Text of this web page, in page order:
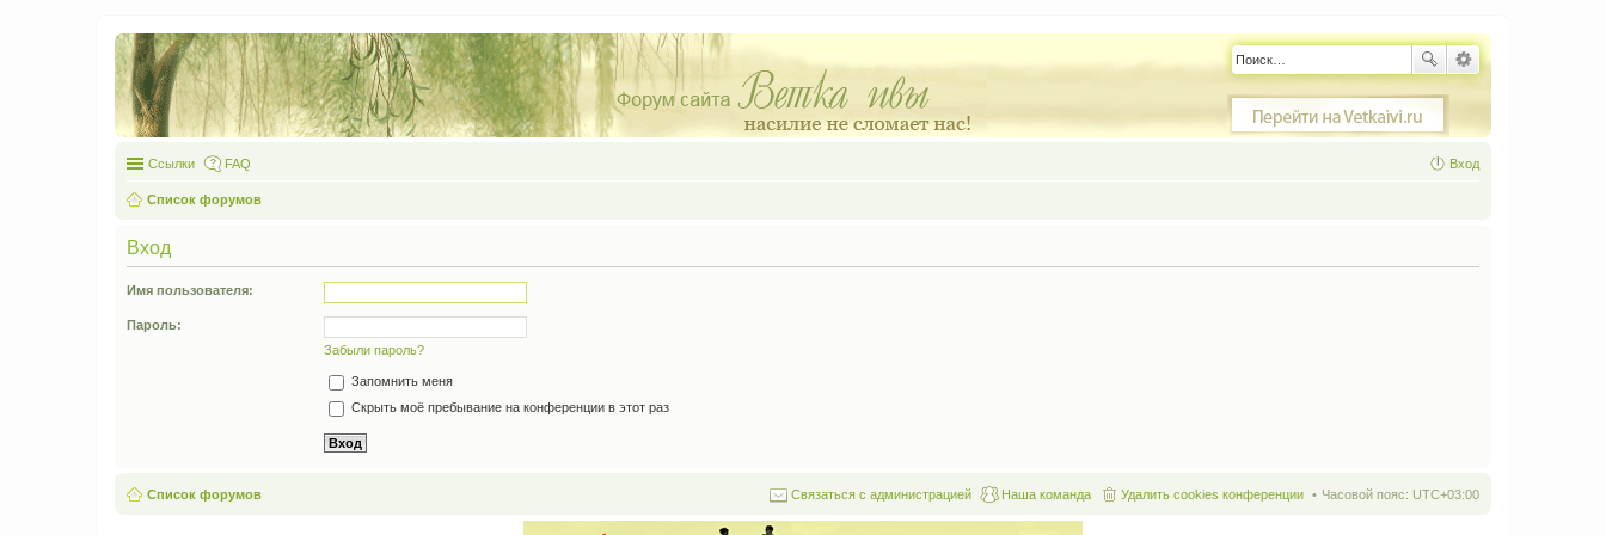
Ссылки FAQ Вход
Список форумов
Вход
Имя пользователя:
Пароль:
Забыли пароль?
Запомнить меня
Скрыть моё пребывание на конференции в этот раз
Список форумов Часовой пояс: UTC+03:00
Удалить cookies конференции
Наша команда
Связаться с администрацией